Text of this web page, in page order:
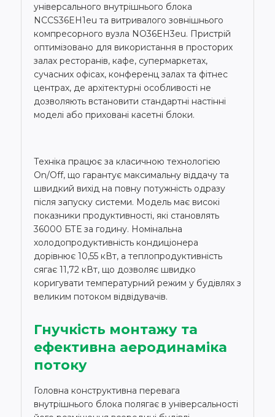
універсального внутрішнього блока
NCCS36EH1eu та витривалого зовнішнього
компресорного вузла NO36EH3eu. Пристрій
оптимізовано для використання в просторих
залах ресторанів, кафе, супермаркетах,
сучасних офісах, конференц залах та фітнес
центрах, де архітектурні особливості не
дозволяють встановити стандартні настінні
моделі або приховані касетні блоки.
Техніка працює за класичною технологією
On/Off, що гарантує максимальну віддачу та
швидкий вихід на повну потужність одразу
після запуску системи. Модель має високі
показники продуктивності, які становлять
36000 БТЕ за годину. Номінальна
холодопродуктивність кондиціонера
дорівнює 10,55 кВт, а теплопродуктивність
сягає 11,72 кВт, що дозволяє швидко
коригувати температурний режим у будівлях з
великим потоком відвідувачів.
Гнучкість монтажу та
ефективна аеродинаміка
потоку
Головна конструктивна перевага
внутрішнього блока полягає в універсальності